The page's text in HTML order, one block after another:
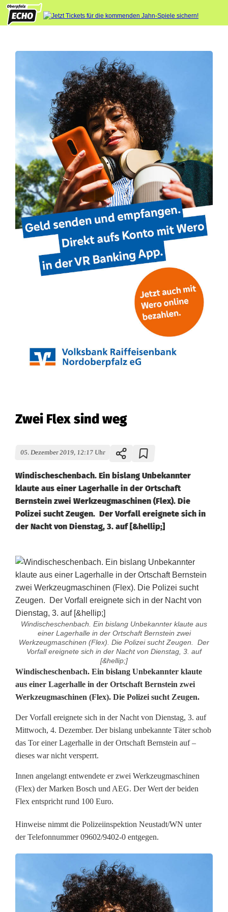
Zwei Flex sind weg
05. Dezember 2019, 12:17 Uhr
Windischeschenbach. Ein bislang Unbekannter
klaute aus einer Lagerhalle in der Ortschaft
Bernstein zwei Werkzeugmaschinen (Flex). Die
Polizei sucht Zeugen. Der Vorfall ereignete sich in
der Nacht von Dienstag, 3. auf [&hellip;]
Windischeschenbach. Ein bislang Unbekannter klaute aus
einer Lagerhalle in der Ortschaft Bernstein zwei
Werkzeugmaschinen (Flex). Die Polizei sucht Zeugen. Der
Vorfall ereignete sich in der Nacht von Dienstag, 3. auf
[&hellip;]
Z
w
e
i
F
l
e
s
d
Windischeschenbach. Ein bislang Unbekannter klaute
aus einer Lagerhalle in der Ortschaft Bernstein zwei
Werkzeugmaschinen (Flex). Die Polizei sucht Zeugen.
Der Vorfall ereignete sich in der Nacht von Dienstag, 3. auf
Mittwoch, 4. Dezember. Der bislang unbekannte Täter schob
das Tor einer Lagerhalle in der Ortschaft Bernstein auf –
dieses war nicht versperrt.
Innen angelangt entwendete er zwei Werkzeugmaschinen
(Flex) der Marken Bosch und AEG. Der Wert der beiden
Flex entspricht rund 100 Euro.
Hinweise nimmt die Polizeiinspektion Neustadt/WN unter
der Telefonnummer 09602/9402-0 entgegen.